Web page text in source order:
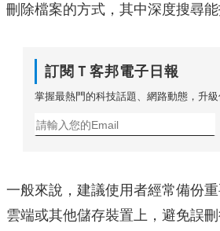
刪除檔案的方式，其中深度搜尋能
訂閱Ｔ客邦電子日報
掌握最熱門的科技話題、網路動態，升級
一般來說，建議使用者經常備份
雲端或其他儲存裝置上，避免誤